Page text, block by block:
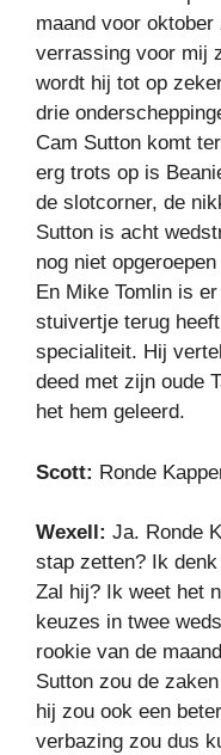
maand voor
verrassing voor mij
wordt hij tot op
drie
Cam Sutton komt
erg trots op is
de slotcorner, de
Sutton is acht
nog niet
En Mike Tomlin is
stuivertje terug
specialiteit. Hij
deed met zijn oude
het hem geleerd.
Scott: Ronde
Wexell: Ja. Ronde
stap zetten? Ik
Zal hij? Ik weet het
keuzes in twee
rookie van de
Sutton zou de
hij zou ook een
verbazing zou dus